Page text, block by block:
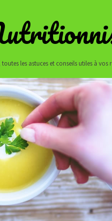
les astuces et conseils utiles à vos